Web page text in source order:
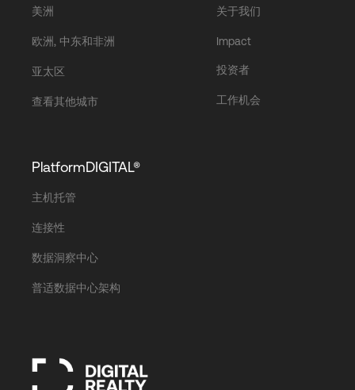
美洲
欧洲, 中东和非洲
亚太区
查看其他城市
关于我们
Impact
投资者
工作机会
PlatformDIGITAL®
主机托管
连接性
数据洞察中心
普适数据中心架构